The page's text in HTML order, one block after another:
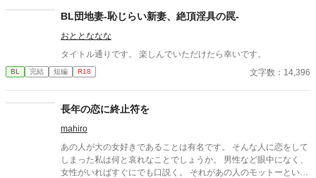
り前になり、 言葉を交わす時間が、夜の習慣になっていた。 触れ
られるたびに怖さは消え、 代わりに残るのは、離れがたい温も
り。 これは、最悪の婚姻から始まった関係が、 やがて“ただ一
人”へと変わっていく物語。 望まれなかったはずのはじまりが、
い、溺れるような愛の記録。
BL団地妻-恥じらい新妻、絶頂淫具の罠-
おととななな
タイトル通りです。 楽しんでいただけたら幸いです。
BL 完結 短編 R18 文字数：14,396
長年の恋に終止符を
mahiro
あの人が大の女好きであることは有名です。 そんな人に恋をして
しまった私は何と哀れなことでしょうか。 男性など眼中になく、
女性がいればすぐにでも口説く。 それがあの人のモットーという